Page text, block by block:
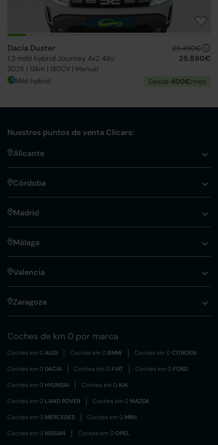
Dacia Duster
1.2 mild hybrid Journey 4x2 48v
2025 | 12km | 130CV | Manual
29.490€
25.890€
Mild hybrid Desde 400€/mes
Nuestros puntos de venta Clicars:
Alicante
Córdoba
Madrid
Málaga
Valencia
Zaragoza
Coches de km 0 por marca
Coches km 0AUDI Coches km 0 BMW Coches km 0CITROEN
Coches km 0 DACIA Coches km 0 FIAT Coches km 0 FORD
Coches km 0 HYUNDAI Coches km 0 KIA
Coches km 0 LAND ROVER Coches km 0 MAZDA
Coches km 0 MERCEDES Coches km 0 MINI
Coches km 0 NISSAN Coches km 0OPEL